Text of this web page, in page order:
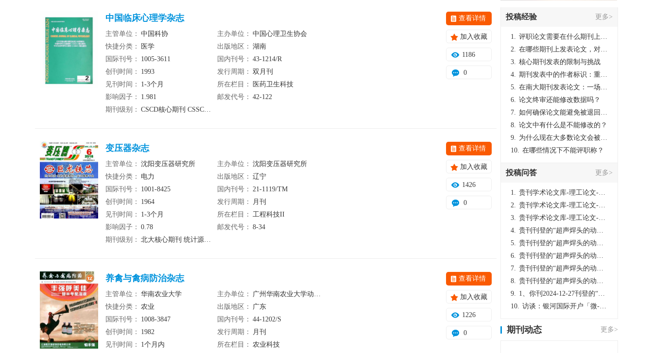
中国临床心理学杂志
主管单位： 中国科协 主办单位： 中国心理卫生协会
快捷分类：
医学 出版地区： 湖南
国际刊号：
1005-3611 国内刊号： 43-1214/R
创刊时间：
1993 发行周期： 双月刊
见刊时间：
1-3个月 所在栏目：
医药卫生科技
影响因子：
1.981 邮发代号： 42-122
期刊级别： CSCD核心期刊 CSSCI南大核心期刊 北大核心期刊
查看详情
加入收藏
1186
0
变压器杂志
主管单位： 沈阳变压器研究所 主办单位： 沈阳变压器研究所
快捷分类：
电力 出版地区： 辽宁
国际刊号：
1001-8425 国内刊号： 21-1119/TM
创刊时间：
1964 发行周期：
月刊
见刊时间：
1-3个月 所在栏目： 工程科技II
影响因子： 0.78 邮发代号： 8-34
期刊级别： 北大核心期刊 统计源期刊
查看详情
加入收藏
1426
0
养禽与禽病防治杂志
主管单位： 华南农业大学 主办单位：
广州华南农业大学动物医学系
快捷分类： 农业 出版地区：
广东
国际刊号：
1008-3847 国内刊号： 44-1202/S
创刊时间：
1982 发行周期：
月刊
见刊时间：
1个月内 所在栏目： 农业科技
查看详情
加入收藏
1226
0
投稿经验 更多>
1. 评职论文需要在什么期刊上发表？
2. 在哪些期刊上发表论文，对考研有优势？
3. 核心期刊发表的限制与挑战
4. 期刊发表中的作者标识：重要性与实践
5. 在南大期刊发表论文：一场知识探索与学术成就的旅程
6. 论文终审还能修改数据吗？
7. 如何确保论文能避免被退回：关键条件与策略
8. 论文中有什么是不能修改的？
9. 为什么现在大多数论文会被评判为AI撰写？（深度剖析查重机制下的困境与出路）
10. 在哪些情况下不能评职称？
投稿问答 更多>
1. 贵刊学术论文库-理工论文-第16页刊登的“超声焊头的动力学分析与优化设计”，作者lizhiwei，时间2024-12-27，该论文由我本人在机电工程技术2024年第10期公开发表，lizhiwei并非本人，请将文章删除，消除影响，谢谢！
2. 贵刊学术论文库-理工论文-第16页刊登的“超声焊头的动力学分析与优化设计”，作者lizhiwei，时间2024-12-27，该论文由我本人在机电工程技术2024年第10期公开发表，lizhiwei并非本人，请将文章删除，消除影响，谢谢！
3. 贵刊学术论文库-理工论文-第16页刊登的“超声焊头的动力学分析与优化设计”，作者lizhiwei，时间2024-12-27，该论文由我本人在机电工程技术2024年第10期公开发表，lizhiwei并非本人，请将文章删除，消除影响，谢谢！
4. 贵刊刊登的“超声焊头的动力学分析与优化设计”，作者lizhiwei，时间2024-12-27，该论文由我本人在机电工程技术2024年第10期公开发表，lizhiwei并非本人，请将文章删除，消除影响，谢谢！
5. 贵刊刊登的“超声焊头的动力学分析与优化设计”，作者lizhiwei，时间2024-12-27，该论文由我本人在机电工程技术2024年第10期公开发表，lizhiwei并非本人，请将文章删除，消除影响，谢谢！
6. 贵刊刊登的“超声焊头的动力学分析与优化设计”，作者lizhiwei，时间2024-12-27，该论文由我本人在机电工程技术2024年第10期公开发表，lizhiwei并非本人，请将文章删除，消除影响，谢谢！
7. 贵刊刊登的“超声焊头的动力学分析与优化设计”，作者lizhiwei，时间2024-12-27，该论文由我本人在机电工程技术2024年第10期公开发表，lizhiwei并非本人，请将文章删除，消除影响，谢谢！
8. 贵刊刊登的“超声焊头的动力学分析与优化设计”，作者lizhiwei，时间2024-12-27，该论文由我本人在机电工程技术2024年第10期公开发表，lizhiwei并非本人，请将文章删除，消除影响，谢谢！
9. 1、你刊2024-12-27刊登的“超声焊头的动力学分析与优化设计论文”，是由我本人在“机电工程技术”，在2024年第10期公开发表的，而本刊转载“lizhiwei”非本人操作，请尽快将其删除，消除不良影响。
10. 访谈：银河国际开户「微-97905670-信」上分客服开户电话在线注册现场经理。机械文明荒野生存游戏《荒野起源》超新星测试将于12月18日上午10点正式开启!本次测试资格已陆续发放!各位拓荒者们准备好了么。
期刊动态 更多>